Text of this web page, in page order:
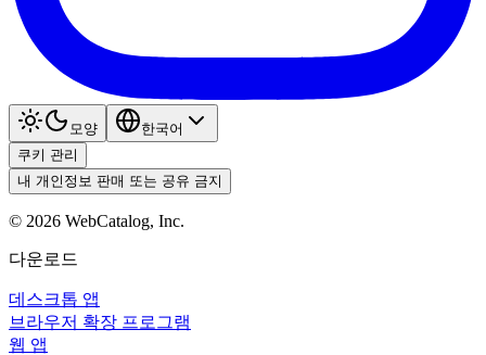
모양
한국어
쿠키 관리
내 개인정보 판매 또는 공유 금지
© 2026 WebCatalog, Inc.
다운로드
데스크톱 앱
브라우저 확장 프로그램
웹 앱